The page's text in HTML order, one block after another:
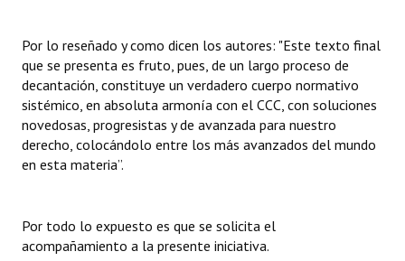
Por lo reseñado y como dicen los autores: "Este texto final
que se presenta es fruto, pues, de un largo proceso de
decantación, constituye un verdadero cuerpo normativo
sistémico, en absoluta armonía con el CCC, con soluciones
novedosas, progresistas y de avanzada para nuestro
derecho, colocándolo entre los más avanzados del mundo
en esta materia”.
Por todo lo expuesto es que se solicita el
acompañamiento a la presente iniciativa.